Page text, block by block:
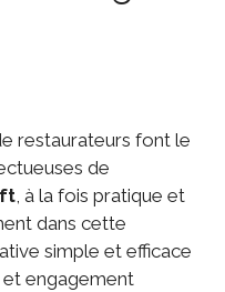
restaurateurs font le
de
, à la fois pratique et
dans cette
simple et efficace
engagement